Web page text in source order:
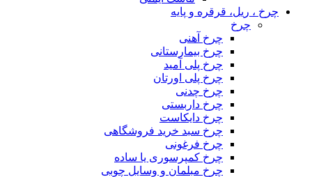
چرخ ، ریل، قرقره و پایه
چرخ
چرخ آهنی
چرخ بیمارستانی
چرخ پلی آمید
چرخ پلی اورتان
چرخ چدنی
چرخ داربستی
چرخ دایکاست
چرخ سبد خرید فروشگاهی
چرخ فرغونی
چرخ کمپرسوری یا ساده
چرخ مبلمان و وسایل چوبی